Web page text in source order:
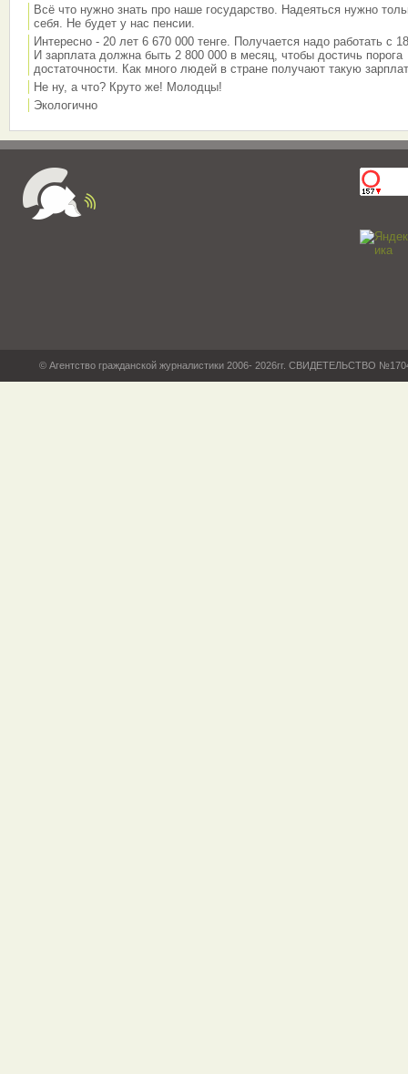
Всё что нужно знать про наше государство. Надеяться нужно
себя. Не будет у нас пенсии.
Интересно - 20 лет 6 670 000 тенге. Получается надо работать с
И зарплата должна быть 2 800 000 в месяц, чтобы достичь порога
достаточности. Как много людей в стране получают такую
Не ну, а что? Круто же! Молодцы!
Экологично
© Агентство гражданской журналистики 2006- 2026гг. СВИДЕТЕЛЬСТВО